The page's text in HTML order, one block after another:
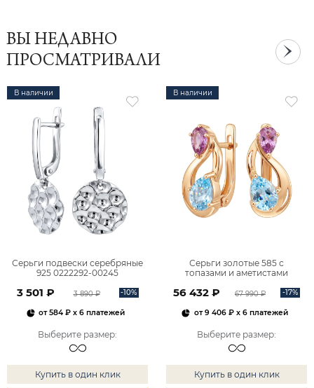
ВЫ НЕДАВНО
ПРОСМАТРИВАЛИ
В наличии
Серьги подвески серебряные
925 0222292-00245
3 501 ₽ 3 890 ₽ -10%
от584 ₽ x 6 платежей
Выберите размер:
Купить в один клик
В наличии
Серьги золотые 585 с
топазами и аметистами
56 432 ₽ 67 990 ₽ -17%
от9 406 ₽x 6 платежей
Выберите размер:
Купить в один клик